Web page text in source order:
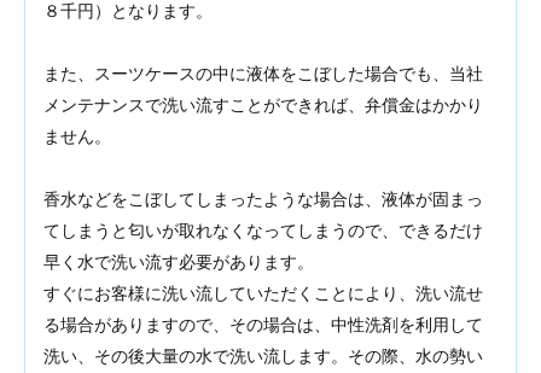
８千円）となります。
また、スーツケースの中に液体をこぼした場合でも、当社
メンテナンスで洗い流すことができれば、弁償金はかかり
ません。
香水などをこぼしてしまったような場合は、液体が固まっ
てしまうと匂いが取れなくなってしまうので、できるだけ
早く水で洗い流す必要があります。
すぐにお客様に洗い流していただくことにより、洗い流せ
る場合がありますので、その場合は、中性洗剤を利用して
洗い、その後大量の水で洗い流します。その際、水の勢い